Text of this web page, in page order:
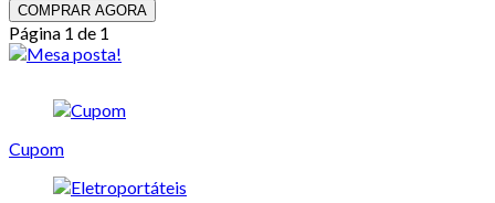
COMPRAR AGORA
Página 1 de 1
Cupom